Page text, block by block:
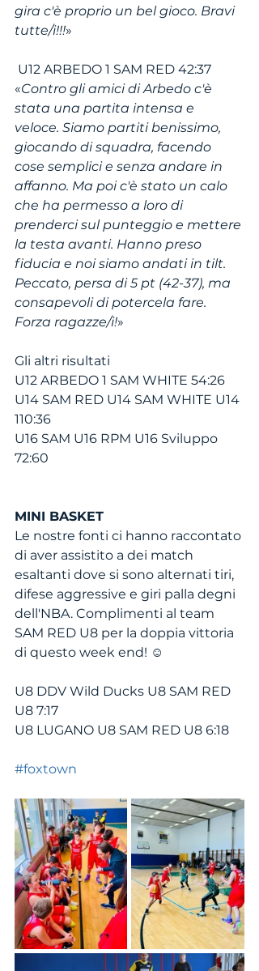
gira c'è proprio un bel gioco. Bravi
tutte/i!!!»
U12 ARBEDO 1 SAM RED 42:37
«Contro gli amici di Arbedo c'è
stata una partita intensa e
veloce. Siamo partiti benissimo,
giocando di squadra, facendo
cose semplici e senza andare in
affanno. Ma poi c'è stato un calo
che ha permesso a loro di
prenderci sul punteggio e mettere
la testa avanti. Hanno preso
fiducia e noi siamo andati in tilt.
Peccato, persa di 5 pt (42-37), ma
consapevoli di potercela fare.
Forza ragazze/i!»
Gli altri risultati
U12 ARBEDO 1 SAM WHITE 54:26
U14 SAM RED U14 SAM WHITE U14
110:36
U16 SAM U16 RPM U16 Sviluppo
72:60
MINI BASKET
Le nostre fonti ci hanno raccontato
di aver assistito a dei match
esaltanti dove si sono alternati tiri,
difese aggressive e giri palla degni
dell'NBA. Complimenti al team
SAM RED U8 per la doppia vittoria
di questo week end! ☺️
U8 DDV Wild Ducks U8 SAM RED
U8 7:17
U8 LUGANO U8 SAM RED U8 6:18
#foxtown